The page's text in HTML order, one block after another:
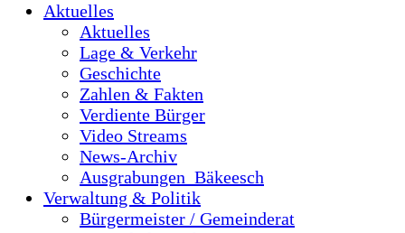
Aktuelles
Aktuelles
Lage & Verkehr
Geschichte
Zahlen & Fakten
Verdiente Bürger
Video Streams
News-Archiv
Ausgrabungen_Bäkeesch
Verwaltung & Politik
Bürgermeister / Gemeinderat